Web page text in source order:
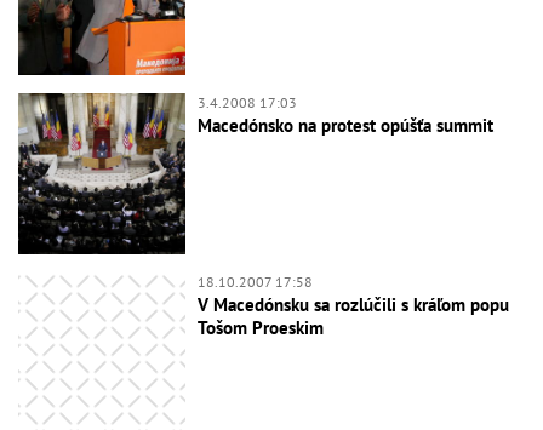
3.4.2008 17:03
Macedónsko na protest opúšťa summit
18.10.2007 17:58
V Macedónsku sa rozlúčili s kráľom popu
Tošom Proeskim